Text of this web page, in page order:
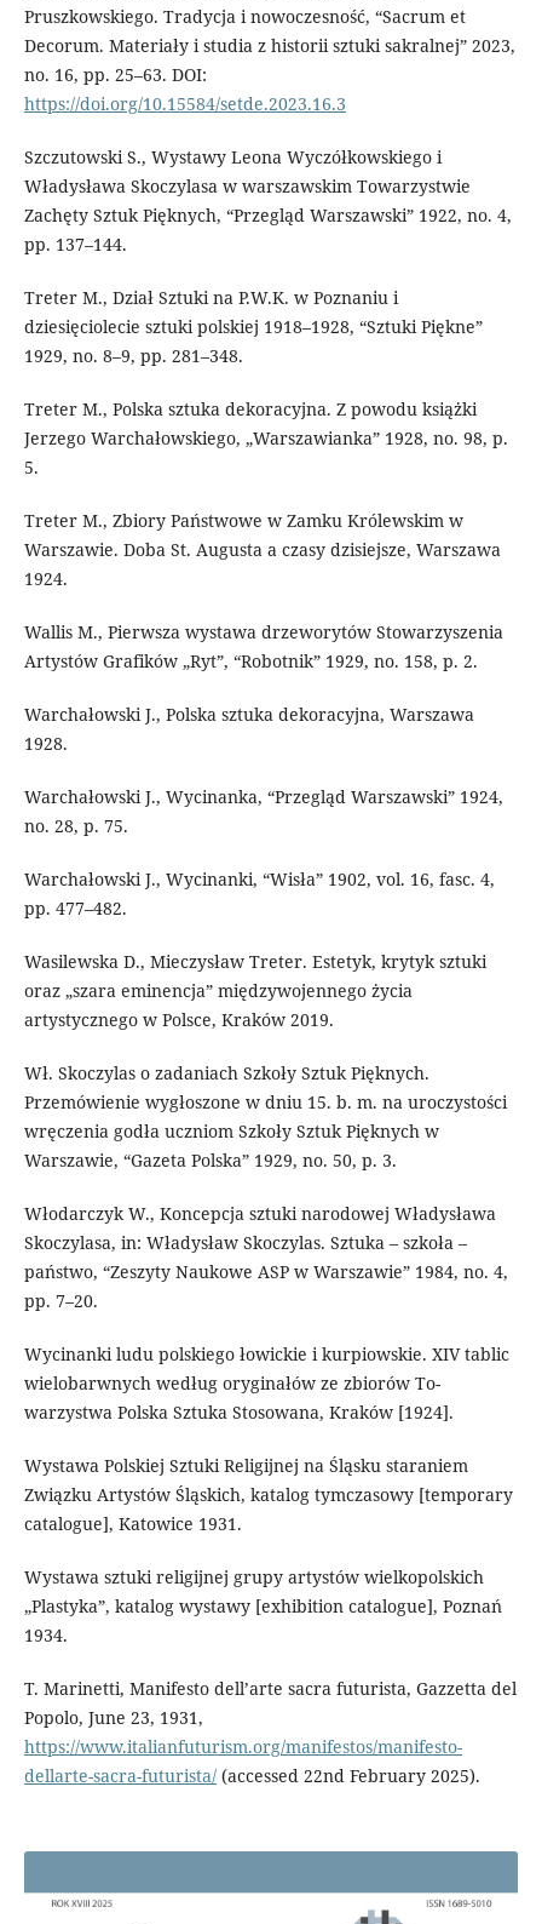
Pruszkowskiego. Tradycja i nowoczesność, “Sacrum et
Decorum. Materiały i studia z historii sztuki sakralnej” 2023,
no. 16, pp. 25–63. DOI:
https://doi.org/10.15584/setde.2023.16.3
Szczutowski S., Wystawy Leona Wyczółkowskiego i
Władysława Skoczylasa w warszawskim Towarzystwie
Zachęty Sztuk Pięknych, “Przegląd Warszawski” 1922, no. 4,
pp. 137–144.
Treter M., Dział Sztuki na P.W.K. w Poznaniu i
dziesięciolecie sztuki polskiej 1918–1928, “Sztuki Piękne”
1929, no. 8–9, pp. 281–348.
Treter M., Polska sztuka dekoracyjna. Z powodu książki
Jerzego Warchałowskiego, „Warszawianka” 1928, no. 98, p.
5.
Treter M., Zbiory Państwowe w Zamku Królewskim w
Warszawie. Doba St. Augusta a czasy dzisiejsze, Warszawa
1924.
Wallis M., Pierwsza wystawa drzeworytów Stowarzyszenia
Artystów Grafików „Ryt”, “Robotnik” 1929, no. 158, p. 2.
Warchałowski J., Polska sztuka dekoracyjna, Warszawa
1928.
Warchałowski J., Wycinanka, “Przegląd Warszawski” 1924,
no. 28, p. 75.
Warchałowski J., Wycinanki, “Wisła” 1902, vol. 16, fasc. 4,
pp. 477–482.
Wasilewska D., Mieczysław Treter. Estetyk, krytyk sztuki
oraz „szara eminencja” międzywojennego życia
artystycznego w Polsce, Kraków 2019.
Wł. Skoczylas o zadaniach Szkoły Sztuk Pięknych.
Przemówienie wygłoszone w dniu 15. b. m. na uroczystości
wręczenia godła uczniom Szkoły Sztuk Pięknych w
Warszawie, “Gazeta Polska” 1929, no. 50, p. 3.
Włodarczyk W., Koncepcja sztuki narodowej Władysława
Skoczylasa, in: Władysław Skoczylas. Sztuka – szkoła –
państwo, “Zeszyty Naukowe ASP w Warszawie” 1984, no. 4,
pp. 7–20.
Wycinanki ludu polskiego łowickie i kurpiowskie. XIV tablic
wielobarwnych według oryginałów ze zbiorów To-
warzystwa Polska Sztuka Stosowana, Kraków [1924].
Wystawa Polskiej Sztuki Religijnej na Śląsku staraniem
Związku Artystów Śląskich, katalog tymczasowy [temporary
catalogue], Katowice 1931.
Wystawa sztuki religijnej grupy artystów wielkopolskich
„Plastyka”, katalog wystawy [exhibition catalogue], Poznań
1934.
T. Marinetti, Manifesto dell’arte sacra futurista, Gazzetta del
Popolo, June 23, 1931,
https://www.italianfuturism.org/manifestos/manifesto-
dellarte-sacra-futurista/(accessed 22nd February 2025).